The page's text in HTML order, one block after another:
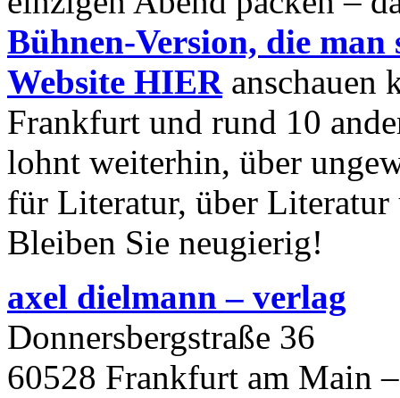
Bühnen-Version, die man
Website HIERanschauen
Frankfurt und rund 10
lohnt weiterhin, über
für Literatur, über Literatur
Bleiben Sie neugierig!
axel dielmann – verlag
Donnersbergstraße 36
60528 Frankfurt am Main